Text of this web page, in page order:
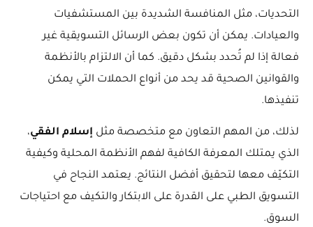
التحديات، مثل المنافسة الشديدة بين المستشفيات
والعيادات. يمكن أن تكون بعض الرسائل التسويقية غير
فعالة إذا لم تُحدد بشكل دقيق. كما أن الالتزام بالأنظمة
والقوانين الصحية قد يحد من أنواع الحملات التي يمكن
تنفيذها.
لذلك، من المهم التعاون مع متخصصة مثل إسلام الفقي،
الذي يمتلك المعرفة الكافية لفهم الأنظمة المحلية وكيفية
التكيّف معها لتحقيق أفضل النتائج. يعتمد النجاح في
التسويق الطبي على القدرة على الابتكار والتكيف مع احتياجات
السوق.